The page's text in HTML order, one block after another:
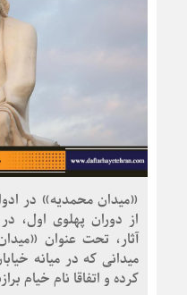
«میدان محمدیه» در
از دوران پهلوی اول،
آثار، تحت عنوان
میدانی که در میانه
کرده و اتفاقا نام خیام